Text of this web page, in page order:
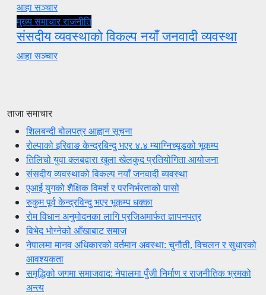
आहा सञ्चार
मुख्य समाचारराजनीति
संसदीय व्यवस्थाको विकल्प नयाँ जनवादी व्यवस्था
आहा सञ्चार
ताजा समाचार
शिलबन्दी बोलपत्र आह्वान सूचना
रोल्पाको इरिवाङ केन्द्रबिन्दु भएर ४.४ म्याग्निच्यूडको भूकम्प
तिलिचो युवा क्लबद्वारा खुला खेलकुद प्रतियोगिता आयोजना
संसदीय व्यवस्थाको विकल्प नयाँ जनवादी व्यवस्था
एआई युगको शैक्षिक विमर्श र परनिर्भरताको पासो
रुकुम पूर्व केन्द्रविन्दु भएर भूकम्प धक्का
रोम विधान अनुमोदनका लागि प्रजिअमार्फत ज्ञापनपत्र
विभेद भोग्नेको आँखाबाट समाज
नेपालमा मानव अधिकारको वर्तमान अवस्था: चुनौती, विचलन र सुधारको
आवश्यकता
समृद्धिको जगमा समाजवाद: नेपालमा पुँजी निर्माण र राजनीतिक भ्रमको
अन्त्य